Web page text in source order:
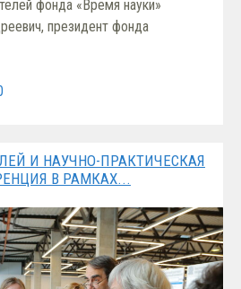
фонда «Время науки»
президент фонда
И НАУЧНО-ПРАКТИЧЕСКАЯ
В РАМКАХ...